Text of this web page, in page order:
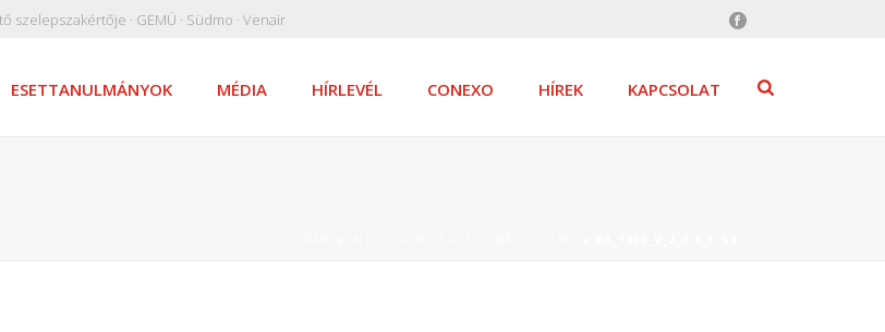
szelepszakértője · GEMÜ · Südmo · Venair
ESETTANULMÁNYOK MÉDIA HÍRLEVÉL CONEXO HÍREK KAPCSOLAT